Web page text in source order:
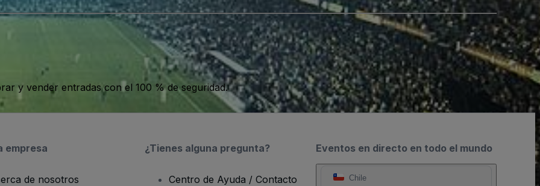
y vender entradas con el 100 % de seguridad.
Eventos en directo en todo el mundo
Chile
empresa
de nosotros
¿Tienes alguna pregunta?
Centro de Ayuda / Contacto